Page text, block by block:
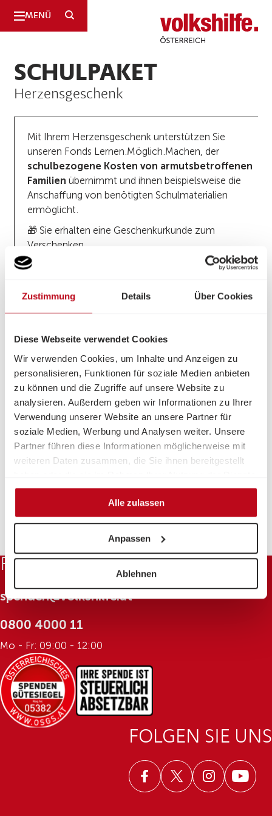
Zustimmung Details Über Cookies
Diese Webseite verwendet Cookies
Wir verwenden Cookies, um Inhalte und Anzeigen zu
personalisieren, Funktionen für soziale Medien anbieten
zu können und die Zugriffe auf unsere Website zu
analysieren. Außerdem geben wir Informationen zu Ihrer
Verwendung unserer Website an unsere Partner für
soziale Medien, Werbung und Analysen weiter. Unsere
Partner führen diese Informationen möglicherweise mit
weiteren Daten zusammen, die Sie ihnen bereitgestellt
gesammelt haben.
Alle zulassen
Anpassen
Ablehnen
MENÜ SUCHE
Volkshilfe
Österreich
SCHULPAKET
Herzensgeschenk
Mit Ihrem Herzensgeschenk unterstützen Sie
unseren Fonds Lernen.Möglich.Machen, der
schulbezogene Kosten von armutsbetroffenen
Familien übernimmt und ihnen beispielsweise die
Anschaffung von benötigten Schulmaterialien
ermöglicht.
🎁 Sie erhalten eine Geschenkurkunde zum
Verschenken.
Ihre Spende kommt an.
Die Volkshilfe trägt seit über 20 Jahren das
Österreichische Spendengütesiegel. Wir gehen
verantwortungsvoll und transparent mit Ihrer Spende
um.
Spendenabwicklung erfolgt sicher und
Weitere Herzensgeschenke
FRAGEN ZU IHRER SPENDE?
spenden@volkshilfe.at
0800 4000 11
Mo - Fr: 09:00 - 12:00
FOLGEN SIE UNS
FacebookTwitterInstagram